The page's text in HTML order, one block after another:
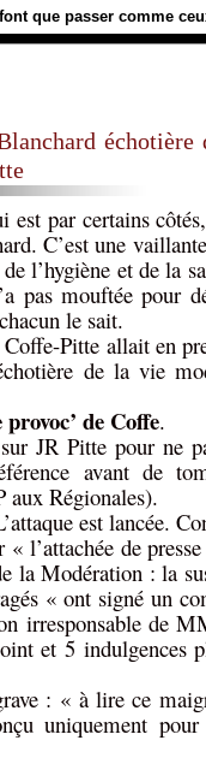
que passer comme
est par certains
C’est une
l’hygiène et de la
pas mouftée pour
le sait.
Pitte allait en
de la vie
de Coffe.
JR Pitte pour ne
avant de
aux Régionales).
est lancée.
l’attachée de
la Modération : la
« ont signé un
irresponsable de
et 5 indulgences
: « à lire ce
uniquement